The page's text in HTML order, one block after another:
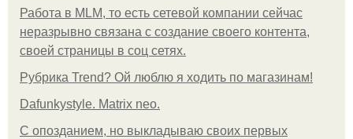
Работа в MLM, то есть сетевой компании сейчас
неразрывно связана с создание своего контента,
своей страницы в соц сетях.
Рубрика Trend? Ой люблю я ходить по магазинам!
Dafunkystyle. Matrix neo.
С опозданием, но выкладываю своих первых